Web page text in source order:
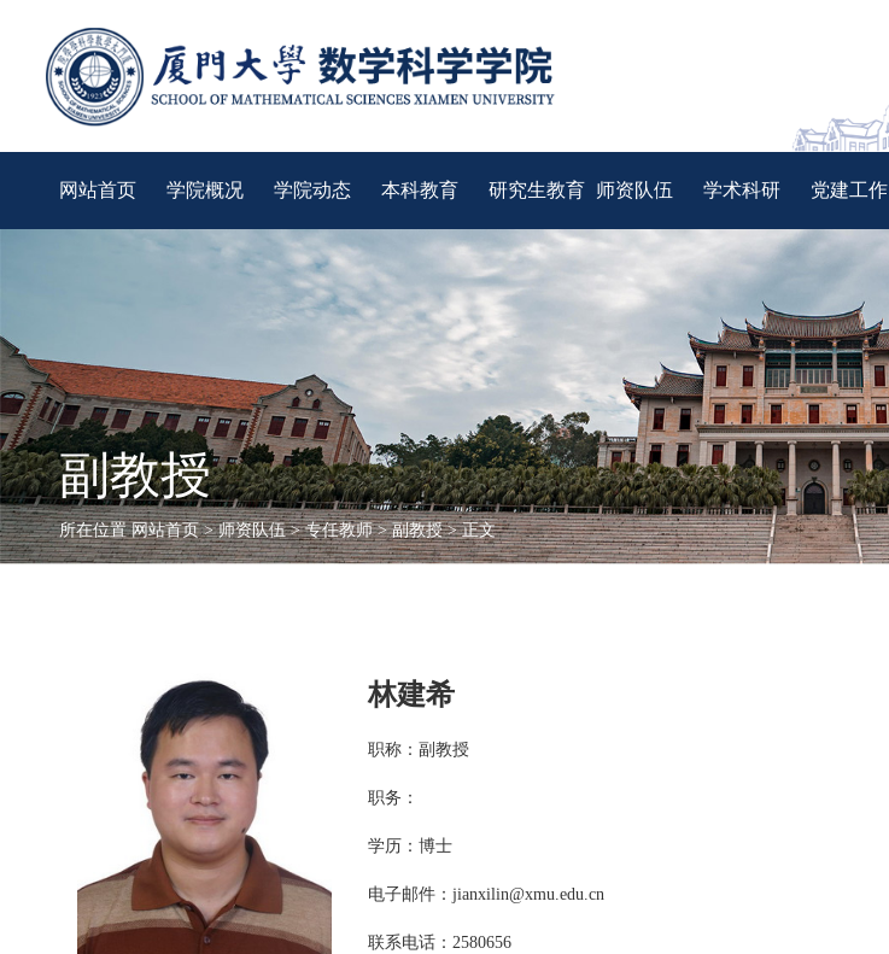
网站首页 学院概况 学院动态 本科教育 研究生教育 师资队伍 学术科研 党建工作
副教授
所在位置网站首页>师资队伍>专任教师>副教授> 正文
林建希
职称：副教授
职务：
学历：博士
电子邮件：jianxilin@xmu.edu.cn
联系电话：2580656